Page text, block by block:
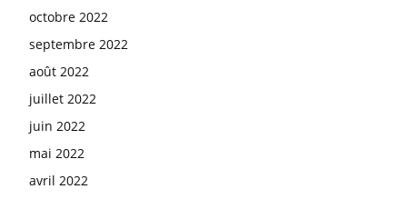
octobre 2022
septembre 2022
août 2022
juillet 2022
juin 2022
mai 2022
avril 2022